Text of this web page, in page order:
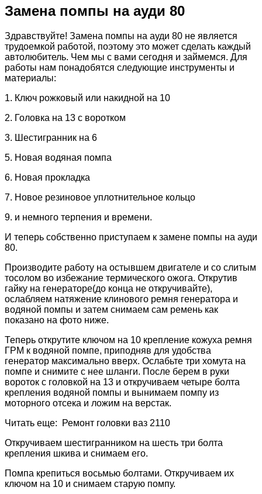
Замена помпы на ауди 80
Здравствуйте! Замена помпы на ауди 80 не является
трудоемкой работой, поэтому это может сделать каждый
автолюбитель. Чем мы с вами сегодня и займемся. Для
работы нам понадобятся следующие инструменты и
материалы:
1. Ключ рожковый или накидной на 10
2. Головка на 13 с воротком
3. Шестигранник на 6
5. Новая водяная помпа
6. Новая прокладка
7. Новое резиновое уплотнительное кольцо
9. и немного терпения и времени.
И теперь собственно приступаем к замене помпы на ауди
80.
Производите работу на остывшем двигателе и со слитым
тосолом во избежание термического ожога. Открутив
гайку на генераторе(до конца не откручивайте),
ослабляем натяжение клинового ремня генератора и
водяной помпы и затем снимаем сам ремень как
показано на фото ниже.
Теперь открутите ключом на 10 крепление кожуха ремня
ГРМ к водяной помпе, приподняв для удобства
генератор максимально вверх. Ослабьте три хомута на
помпе и снимите с нее шланги. После берем в руки
вороток с головкой на 13 и откручиваем четыре болта
крепления водяной помпы и вынимаем помпу из
моторного отсека и ложим на верстак.
Читать еще: Ремонт головки ваз 2110
Откручиваем шестигранником на шесть три болта
крепления шкива и снимаем его.
Помпа крепиться восьмью болтами. Откручиваем их
ключом на 10 и снимаем старую помпу.